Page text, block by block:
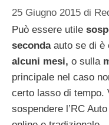
25 Giugno 2015 di
Può essere utile
secondaauto se di è
alcuni mesi, o sulla
principale nel caso
certo lasso di tempo.
sospendere l’RC